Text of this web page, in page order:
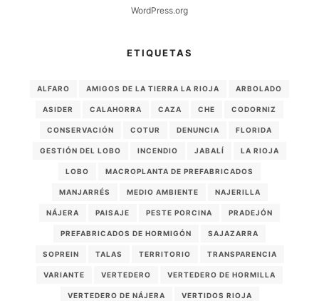
WordPress.org
ETIQUETAS
ALFARO AMIGOS DE LA TIERRA LA RIOJA ARBOLADO
ASIDER CALAHORRA CAZA CHE CODORNIZ
CONSERVACIÓN COTUR DENUNCIA FLORIDA
GESTIÓN DEL LOBO INCENDIO JABALÍ LA RIOJA
LOBO MACROPLANTA DE PREFABRICADOS
MANJARRÉS MEDIO AMBIENTE NAJERILLA
NÁJERA PAISAJE PESTE PORCINA PRADEJÓN
PREFABRICADOS DE HORMIGÓN SAJAZARRA
SOPREIN TALAS TERRITORIO TRANSPARENCIA
VARIANTE VERTEDERO VERTEDERO DE HORMILLA
VERTEDERO DE NÁJERA VERTIDOS RIOJA